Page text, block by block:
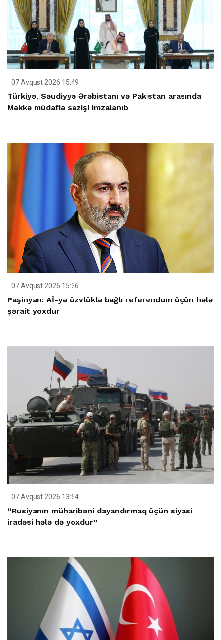
07 Avqust 2026 15:49
Türkiyə, Səudiyyə Ərəbistanı və Pakistan arasında
Məkkə müdafiə sazişi imzalanıb
07 Avqust 2026 15:36
Paşinyan: Aİ-yə üzvlüklə bağlı referendum üçün hələ
şərait yoxdur
07 Avqust 2026 13:54
“Rusiyanın müharibəni dayandırmaq üçün siyasi
iradəsi hələ də yoxdur”